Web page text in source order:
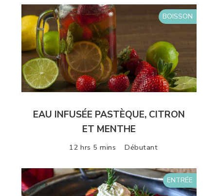
BOISSON
EAU INFUSÉE PASTÈQUE, CITRON
ET MENTHE
12 hrs 5 mins Débutant
ENTRÉE